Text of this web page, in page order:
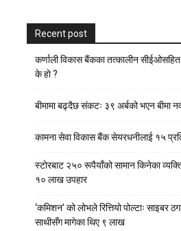
Recent post
कर्णाली विकास बैंकका तत्कालीन
के हाे ?
बीमामा बढ्दैछ संकटः ३९ अर्बको भएन बीमा
कामना सेवा विकास बैंक सेयरधनीलाई १५
स्टाेरबाट २५० रूपैयाँको सामान किनेका
१० लाख उपहार
‘कमिशन’ को लोभले रित्तियो पोल्टाः साइबर
साथीसँग मागेका थिए ९ लाख